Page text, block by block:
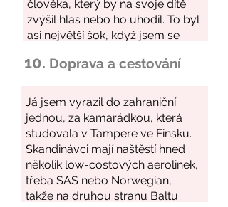
10. Doprava a cestování